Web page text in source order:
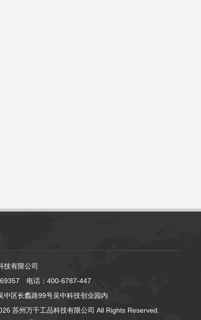
技有限公司
电话：400-6787-447
中区长蠡路99号吴中科技创业园内
苏州万千工品科技有限公司 All Rights Reserved.